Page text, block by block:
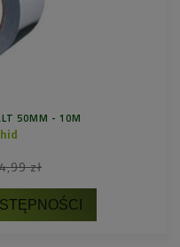
50MM - 10M
zł